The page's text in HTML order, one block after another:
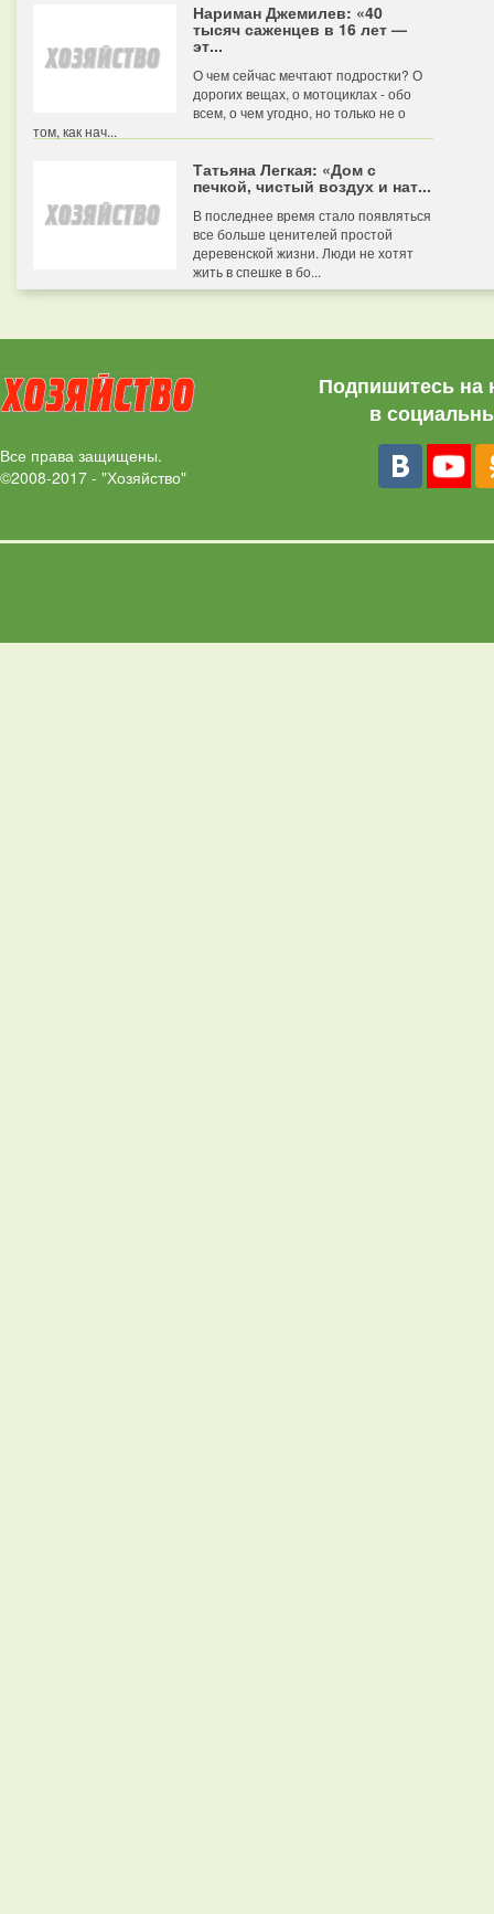
Нариман Джемилев: «40
тысяч саженцев в 16 лет —
эт...
О чем сейчас мечтают подростки? О
дорогих вещах, о мотоциклах - обо
всем, о чем угодно, но только не о
том, как нач...
Татьяна Легкая: «Дом с
печкой, чистый воздух и нат...
В последнее время стало появляться
все больше ценителей простой
деревенской жизни. Люди не хотят
жить в спешке в бо...
Все права защищены.
©2008-2017 - "Хозяйство"
Подпишитесь на
в